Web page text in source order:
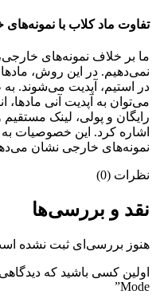
تفاوت ماد کلاب با
ما بر خلاف نمونه‌های
نمی‌دهیم. در این روش،
در استیم، آپدیت می‌شوند.
می‌‌توان به آپدیت آنی مادها،
رایگان و پولی، لینک
اشاره کرد. این خصوصیات به
نمونه‌های خارجی نشان
نظرات (0)
نقد و بررسی‌ها
هنوز بررسی‌ای ثبت نشده
Mode”